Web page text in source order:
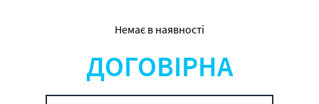
Немає в наявності
ДОГОВІРНА